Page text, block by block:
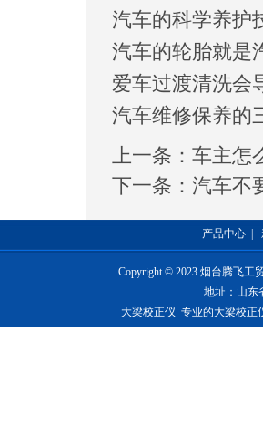
汽车的科学养护
汽车的轮胎就是
爱车过渡清洗会
汽车维修保养的
上一条： 车主怎
下一条： 汽车不
产品中心
Copyright © 2023 烟台腾飞工
地址：山东
大梁校正仪_专业的大梁校